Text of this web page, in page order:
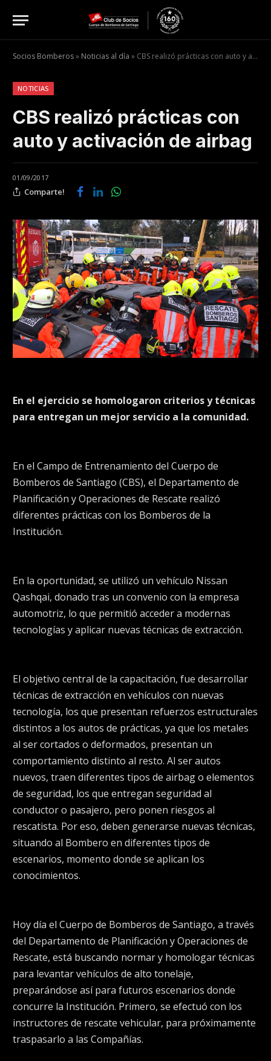
Socios Bomberos» Noticias al día » CBS realizó prácticas con auto y activación de airbag
NOTICIAS
CBS realizó prácticas con
auto y activación de airbag
01/09/2017
Comparte!
En el ejercicio se homologaron criterios y técnicas
para entregan un mejor servicio a la comunidad.
En el Campo de Entrenamiento del Cuerpo de
Bomberos de Santiago (CBS), el Departamento de
Planificación y Operaciones de Rescate realizó
diferentes prácticas con los Bomberos de la
Institución.
En la oportunidad, se utilizó un vehículo Nissan
Qashqai, donado tras un convenio con la empresa
automotriz, lo que permitió acceder a modernas
tecnologías y aplicar nuevas técnicas de extracción.
El objetivo central de la capacitación, fue desarrollar
técnicas de extracción en vehículos con nuevas
tecnología, los que presentan refuerzos estructurales
distintos a los autos de prácticas, ya que los metales
al ser cortados o deformados, presentan un
comportamiento distinto al resto. Al ser autos
nuevos, traen diferentes tipos de airbag o elementos
de seguridad, los que entregan seguridad al
conductor o pasajero, pero ponen riesgos al
rescatista. Por eso, deben generarse nuevas técnicas,
situando al Bombero en diferentes tipos de
escenarios, momento donde se aplican los
conocimientos.
Hoy día el Cuerpo de Bomberos de Santiago, a través
del Departamento de Planificación y Operaciones de
Rescate, está buscando normar y homologar técnicas
para levantar vehículos de alto tonelaje,
preparándose así para futuros escenarios donde
concurre la Institución. Primero, se efectuó con los
instructores de rescate vehicular, para próximamente
traspasarlo a las Compañías.